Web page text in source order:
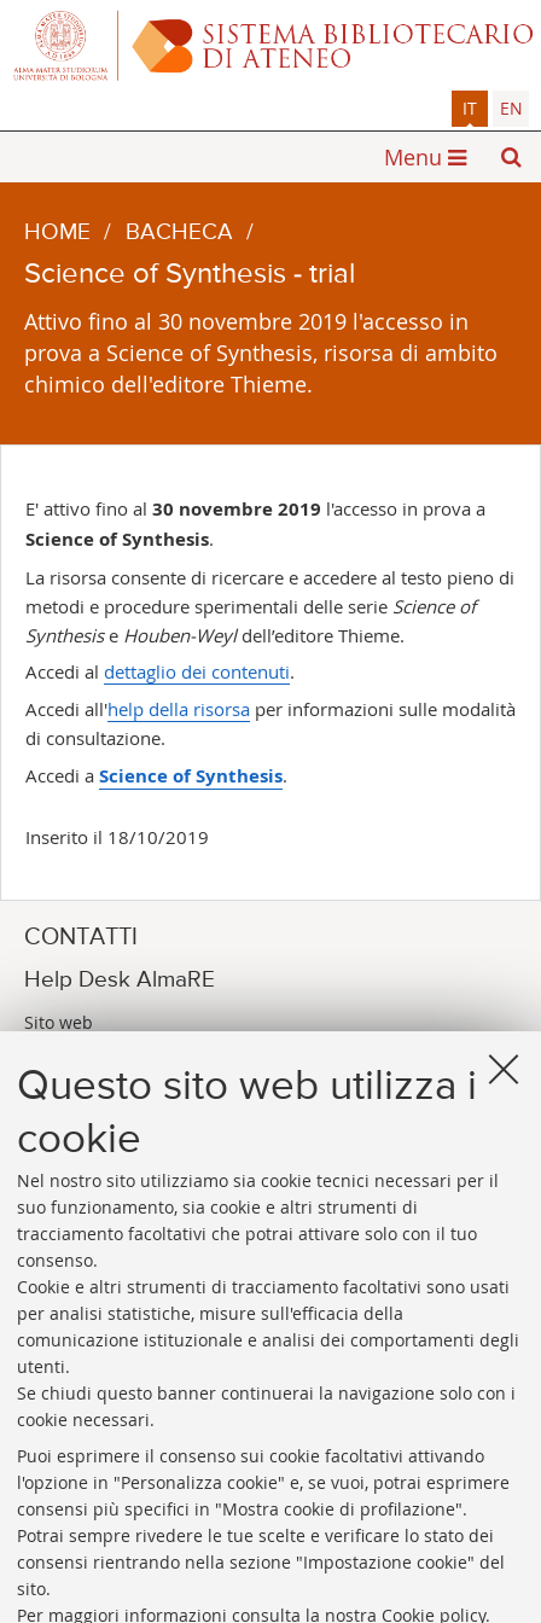
Questo sito web utilizza i
cookie
Nel nostro sito utilizziamo sia cookie tecnici necessari per il
suo funzionamento, sia cookie e altri strumenti di
tracciamento facoltativi che potrai attivare solo con il tuo
consenso.
Cookie e altri strumenti di tracciamento facoltativi sono usati
per analisi statistiche, misure sull'efficacia della
comunicazione istituzionale e analisi dei comportamenti degli
utenti.
Se chiudi questo banner continuerai la navigazione solo con i
cookie necessari.
Puoi esprimere il consenso sui cookie facoltativi attivando
l'opzione in "Personalizza cookie" e, se vuoi, potrai esprimere
consensi più specifici in "Mostra cookie di profilazione".
Potrai sempre rivedere le tue scelte e verificare lo stato dei
consensi rientrando nella sezione "Impostazione cookie" del
sito.
Per maggiori informazioni consulta la nostra Cookie policy.
IT EN
Menu
HOME / BACHECA /
Science of Synthesis - trial
Attivo fino al 30 novembre 2019 l'accesso in
prova a Science of Synthesis, risorsa di ambito
chimico dell'editore Thieme.
E' attivo fino al 30 novembre 2019 l'accesso in prova a
Science of Synthesis.
La risorsa consente di ricercare e accedere al testo pieno di
metodi e procedure sperimentali delle serie Science of
Synthesise Houben-Weyldell’editore Thieme.
Accedi al dettaglio dei contenuti.
Accedi all'help della risorsaper informazioni sulle modalità
di consultazione.
Accedi a Science of Synthesis.
Inserito il 18/10/2019
CONTATTI
Help Desk AlmaRE
Sito web
E-MAIL
assistenza-almare@unibo.it
Rubrica di Ateneo
Rss
Statistiche
Biblioteche di Ateneo
Sale studio
Carta dei servizi